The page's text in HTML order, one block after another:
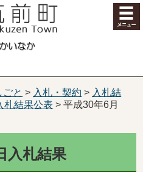
にジャンプ
ごと > 入札・契約 > 入札結
結果公表 > 平成30年6月
入札結果